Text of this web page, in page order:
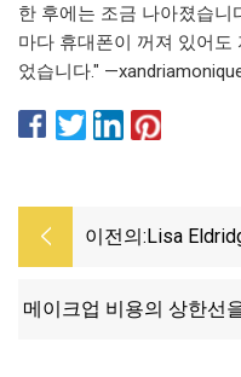
한 후에는 조금 나아졌습니
마다 휴대폰이 꺼져 있어도
었습니다."
이전의: Lisa
메이크업 비용의 상한선